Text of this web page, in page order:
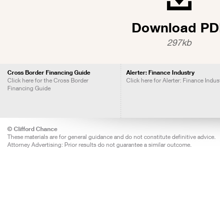
Download
297kb
Cross Border Financing Guide
Click here for the Cross Border
Financing Guide
Alerter: Finance Industry
Click here for Alerter: Finance
© Clifford Chance
These materials are for general guidance and do not constitute definitive advice.
Attorney Advertising: Prior results do not guarantee a similar outcome.